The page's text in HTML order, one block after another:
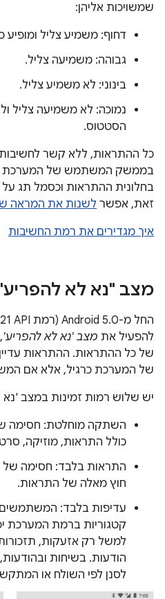
שמשויכות אליהן:
דחוף: משמיע צליל
גבוהה: משמיעה צליל.
בינוני: לא משמיע צליל.
נמוכה: לא משמיעה צליל
הסטטוס.
כל ההתראות, ללא קשר לחשיבות
בממשק המשתמש של המערכת
בחלונית ההתראות וכסמל תג
זאת, אפשר לשנות את המראה
איך מגדירים את רמת החשיבות
מצב "נא לא
להפעיל את מצב 'נא לא להפריע'
של כל ההתראות. ההתראות
של המערכת כרגיל, אלא אם
יש שלוש רמות זמינות במצב 'נא
השתקה מוחלטת: חסימה
כולל התראות, מוזיקה,
התראות בלבד: חסימה של
חוץ מאלה של התראות.
עדיפות בלבד: המשתמשים
קטגוריות ברמת המערכת
למשל רק אזעקות,
הודעות. בשיחות
לסנן לפי השולח או המתקשר,